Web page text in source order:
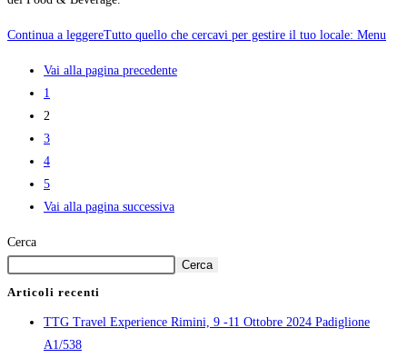
Continua a leggereTutto quello che cercavi per gestire il tuo locale: Menu
Vai alla pagina precedente
1
2
3
4
5
Vai alla pagina successiva
Cerca
Cerca
Articoli recenti
TTG Travel Experience Rimini, 9 -11 Ottobre 2024 Padiglione
A1/538